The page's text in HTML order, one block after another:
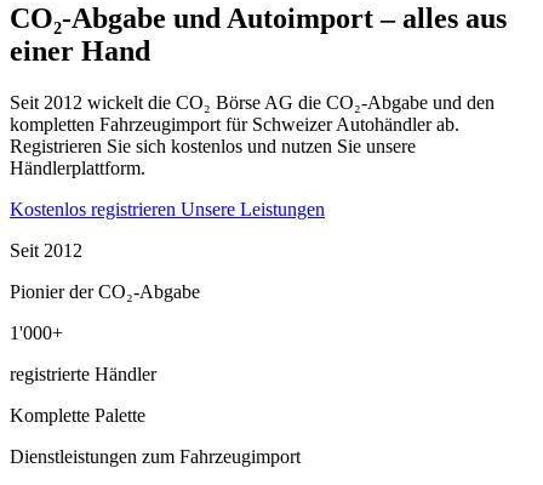
CO₂-Abgabe und Autoimport – alles aus
einer Hand
Seit 2012 wickelt die CO₂ Börse AG die CO₂-Abgabe und den
kompletten Fahrzeugimport für Schweizer Autohändler ab.
Registrieren Sie sich kostenlos und nutzen Sie unsere
Händlerplattform.
Kostenlos registrieren Unsere Leistungen
Seit 2012
Pionier der CO₂-Abgabe
1'000+
registrierte Händler
Komplette Palette
Dienstleistungen zum Fahrzeugimport